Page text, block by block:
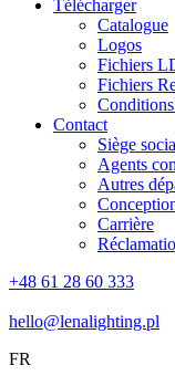
Télécharger
Catalogue
Logos
Fichiers
Fichiers
Contact
Siège
Agents
Autres
Carrière
+48 61 28 60 333
hello@lenalighting.pl
FR